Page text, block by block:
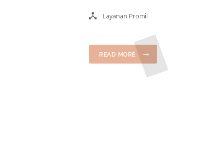
Layanan Promil
READ MORE